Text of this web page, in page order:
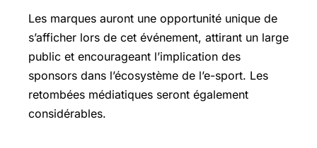
Les marques auront une opportunité unique de
s’afficher lors de cet événement, attirant un large
public et encourageant l’implication des
sponsors dans l’écosystème de l’e-sport. Les
retombées médiatiques seront également
considérables.